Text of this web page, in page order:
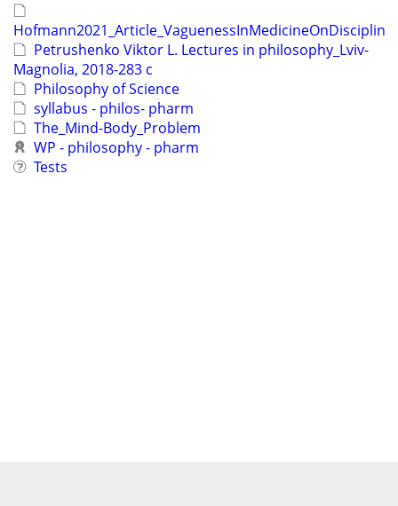
Hofmann2021_Article_VaguenessInMedicineOnDisciplin
Petrushenko Viktor L. Lectures in philosophy_Lviv-
Magnolia, 2018-283 с
Philosophy of Science
syllabus - philos- pharm
The_Mind-Body_Problem
WP - philosophy - pharm
Tests